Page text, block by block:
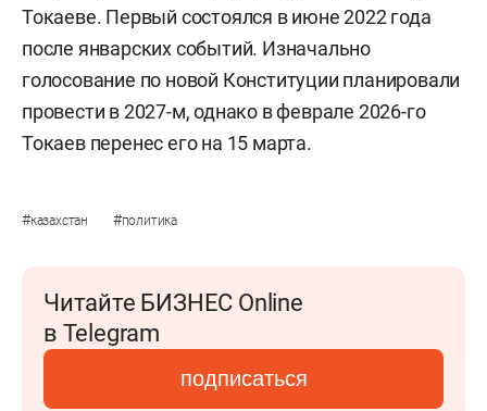
Токаеве. Первый состоялся в июне 2022 года
после январских событий. Изначально
голосование по новой Конституции планировали
провести в 2027-м, однако в феврале 2026-го
Токаев перенес его на 15 марта.
#казахстан #политика
Читайте БИЗНЕС Online
в Telegram
подписаться